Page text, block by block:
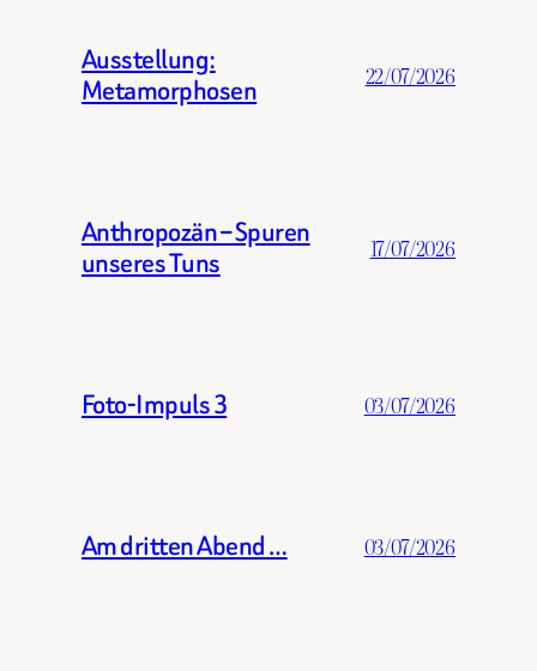
Ausstellung:
Metamorphosen
22/07/2026
Anthropozän – Spuren
unseres Tuns
17/07/2026
Foto-Impuls 3 03/07/2026
Am dritten Abend … 03/07/2026